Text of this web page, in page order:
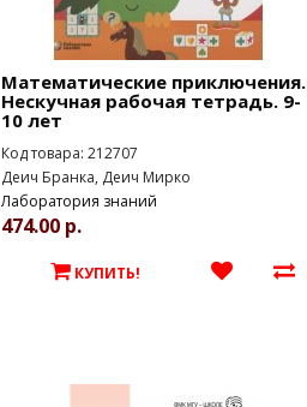
Математические приключения.
Нескучная рабочая тетрадь. 9-
10 лет
Код товара: 212707
Деич Бранка, Деич Мирко
Лаборатория знаний
474.00 р.
КУПИТЬ!